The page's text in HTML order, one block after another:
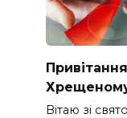
Вітаю зі